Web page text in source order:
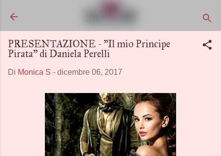
PRESENTAZIONE - "Il mio Principe
Pirata" di Daniela Perelli
Di Monica S - dicembre 06, 2017